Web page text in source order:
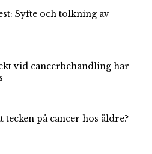
Syfte och tolkning av
vid cancerbehandling har
tecken på cancer hos äldre?